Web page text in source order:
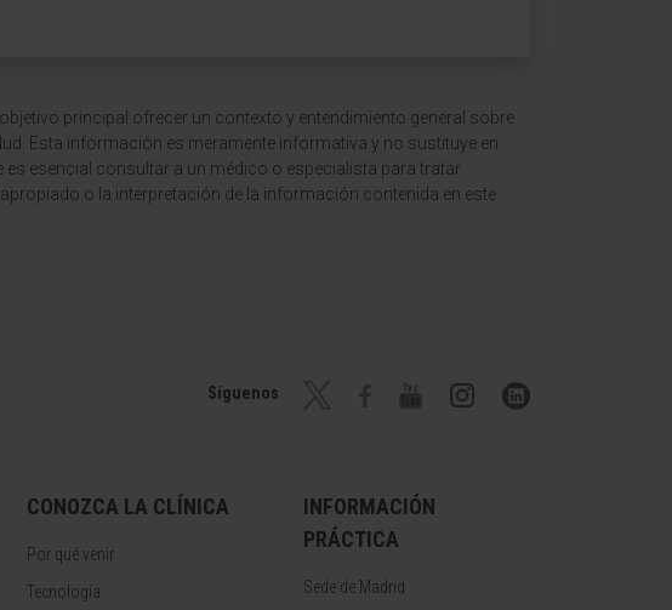
principal ofrecer un contexto y entendimiento general sobre
Esta información es meramente informativa y no sustituye en
esencial consultar a un médico o especialista para tratar
o la interpretación de la información contenida en este
Síguenos
CONOZCA LA CLÍNICA
Por qué venir
Tecnología
INFORMACIÓN
PRÁCTICA
Sede de Madrid